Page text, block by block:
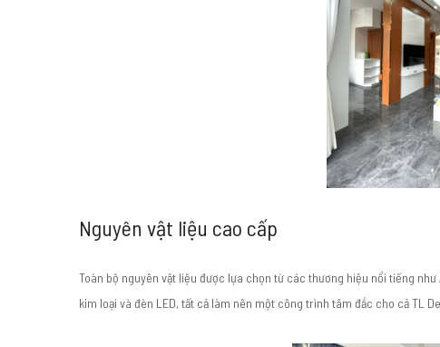
Nguyên vật liệu cao cấp
Toàn bộ nguyên vật liệu được lựa chọn từ các thương hiệu nổi tiếng
kim loại và đèn LED, tất cả làm nên một công trình tâm đắc cho cả TL